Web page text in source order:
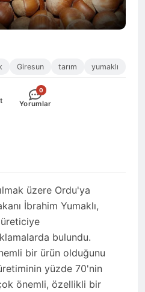
üzere Ordu'ya
İbrahim Yumaklı,
bulundu.
bir ürün olduğunu
yüzde 70'nin
önemli, özellikli bir
0
Yorumlar
Giresun tarım yumaklı